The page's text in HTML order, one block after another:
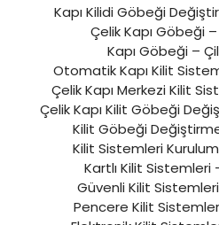
Kapı Kilidi Göbeği
Çelik Kapı Göbeği
Kapı Göbeği –
Otomatik Kapı Kilit
Çelik Kapı Merkezi Kilit
Çelik Kapı Kilit Göbeği
Kilit Göbeği
Kilit Sistemleri
Kartlı Kilit Sistemleri
Güvenli Kilit
Pencere Kilit